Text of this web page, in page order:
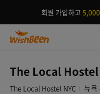
회원 가입하고
The Local Hostel
The Local Hostel NYC 뉴욕